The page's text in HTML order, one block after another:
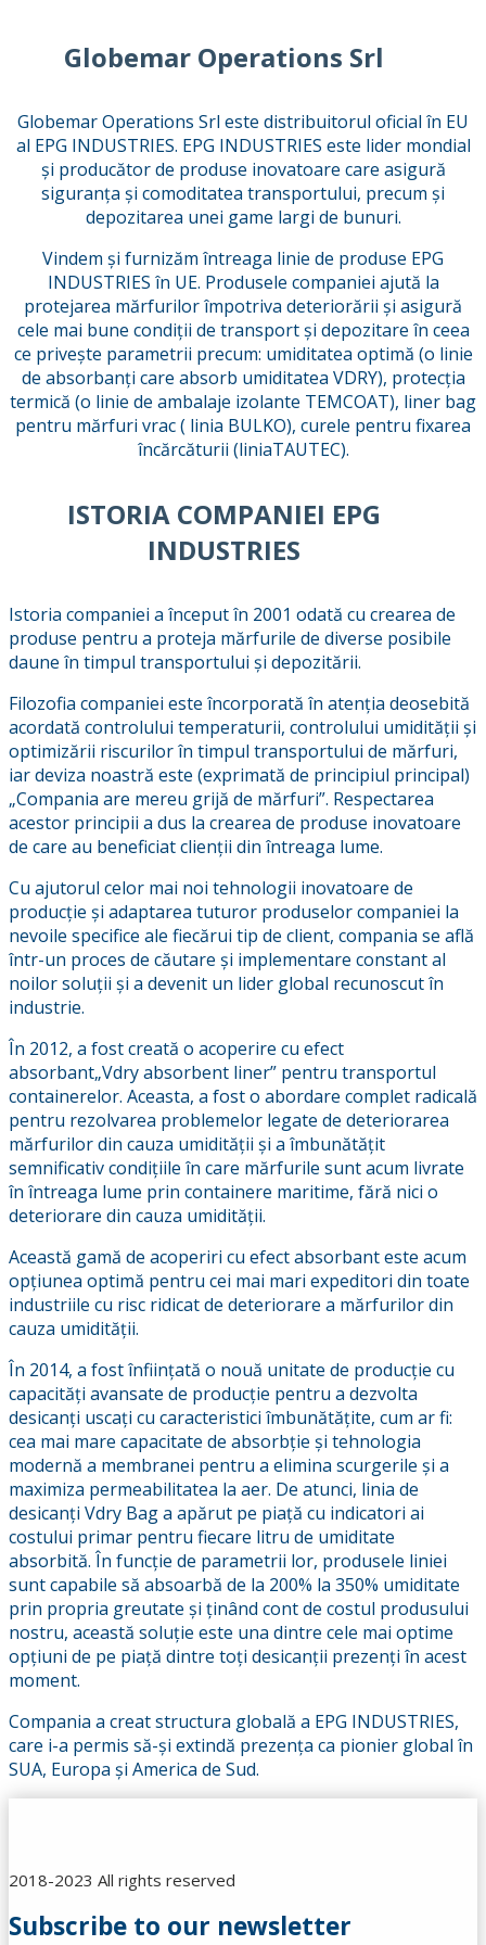
Globemar Operations Srl
Globemar Operations Srl este distribuitorul oficial în EU
al EPG INDUSTRIES. EPG INDUSTRIES este lider mondial
și producător de produse inovatoare care asigură
siguranța și comoditatea transportului, precum și
depozitarea unei game largi de bunuri.
Vindem și furnizăm întreaga linie de produse EPG
INDUSTRIES în UE. Produsele companiei ajută la
protejarea mărfurilor împotriva deteriorării și asigură
cele mai bune condiții de transport și depozitare în ceea
ce privește parametrii precum: umiditatea optimă (o linie
de absorbanți care absorb umiditatea VDRY), protecția
termică (o linie de ambalaje izolante TEMCOAT), liner bag
pentru mărfuri vrac ( linia BULKO), curele pentru fixarea
încărcăturii (liniaTAUTEC).
ISTORIA COMPANIEI EPG
INDUSTRIES
Istoria companiei a început în 2001 odată cu crearea de
produse pentru a proteja mărfurile de diverse posibile
daune în timpul transportului și depozitării.
Filozofia companiei este încorporată în atenția deosebită
acordată controlului temperaturii, controlului umidității și
optimizării riscurilor în timpul transportului de mărfuri,
iar deviza noastră este (exprimată de principiul principal)
„Compania are mereu grijă de mărfuri”. Respectarea
acestor principii a dus la crearea de produse inovatoare
de care au beneficiat clienții din întreaga lume.
Cu ajutorul celor mai noi tehnologii inovatoare de
producție și adaptarea tuturor produselor companiei la
nevoile specifice ale fiecărui tip de client, compania se află
într-un proces de căutare și implementare constant al
noilor soluții și a devenit un lider global recunoscut în
industrie.
În 2012, a fost creată o acoperire cu efect
absorbant„Vdry absorbent liner” pentru transportul
containerelor. Aceasta, a fost o abordare complet radicală
pentru rezolvarea problemelor legate de deteriorarea
mărfurilor din cauza umidității și a îmbunătățit
semnificativ condițiile în care mărfurile sunt acum livrate
în întreaga lume prin containere maritime, fără nici o
deteriorare din cauza umidității.
Această gamă de acoperiri cu efect absorbant este acum
opțiunea optimă pentru cei mai mari expeditori din toate
industriile cu risc ridicat de deteriorare a mărfurilor din
cauza umidității.
În 2014, a fost înființată o nouă unitate de producție cu
capacități avansate de producție pentru a dezvolta
desicanți uscați cu caracteristici îmbunătățite, cum ar fi:
cea mai mare capacitate de absorbție și tehnologia
modernă a membranei pentru a elimina scurgerile și a
maximiza permeabilitatea la aer. De atunci, linia de
desicanți Vdry Bag a apărut pe piață cu indicatori ai
costului primar pentru fiecare litru de umiditate
absorbită. În funcție de parametrii lor, produsele liniei
sunt capabile să absoarbă de la 200% la 350% umiditate
prin propria greutate și ținând cont de costul produsului
nostru, această soluție este una dintre cele mai optime
opțiuni de pe piață dintre toți desicanții prezenți în acest
moment.
Compania a creat structura globală a EPG INDUSTRIES,
care i-a permis să-și extindă prezența ca pionier global în
SUA, Europa și America de Sud.
2018-2023 All rights reserved
Subscribe to our newsletter